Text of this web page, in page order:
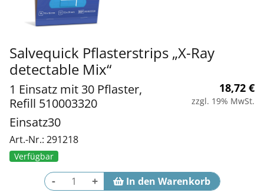
Salvequick Pflasterstrips „X-Ray
detectable Mix“
1 Einsatz mit 30 Pflaster,
Refill 510003320
Einsatz30
Art.-Nr.: 291218
Verfügbar
18,72 €
zzgl. 19% MwSt.
- +